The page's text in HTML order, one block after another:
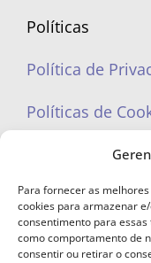
Para fornecer as
cookies para armazenar
consentimento para
como comportamento de
consentir ou retirar o
Políticas
Política de
Políticas de